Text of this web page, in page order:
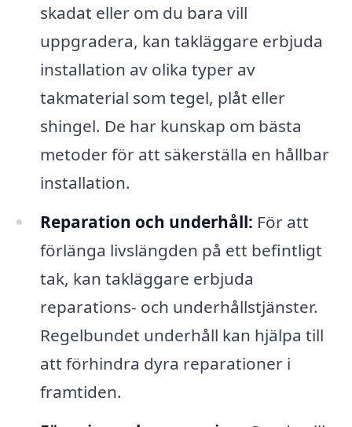
skadat eller om du bara vill
uppgradera, kan takläggare erbjuda
installation av olika typer av
takmaterial som tegel, plåt eller
shingel. De har kunskap om bästa
metoder för att säkerställa en hållbar
installation.
Reparation och underhåll: För att
förlänga livslängden på ett befintligt
tak, kan takläggare erbjuda
reparations- och underhållstjänster.
Regelbundet underhåll kan hjälpa till
att förhindra dyra reparationer i
framtiden.